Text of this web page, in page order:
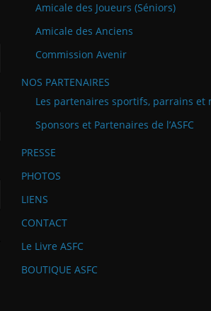
Amicale des Joueurs (Séniors)
Amicale des Anciens
Commission Avenir
NOS PARTENAIRES
Les partenaires sportifs, parrains et
Sponsors et Partenaires de l’ASFC
PRESSE
PHOTOS
LIENS
CONTACT
Le Livre ASFC
BOUTIQUE ASFC